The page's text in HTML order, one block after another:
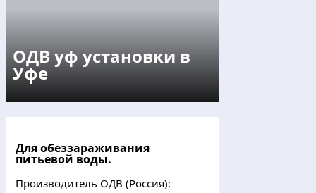
ОДВ уф установки в
Уфе
Для обеззараживания
питьевой воды.
Производитель ОДВ (Россия):